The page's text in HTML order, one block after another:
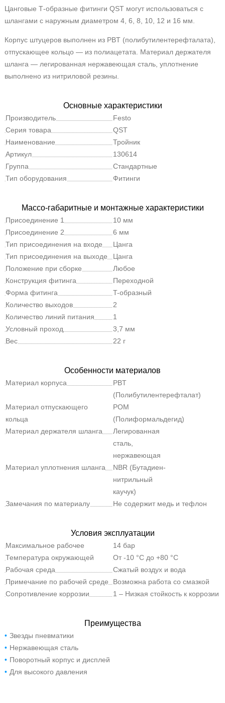
Цанговые Т-образные фитинги QST могут использоваться с
шлангами с наружным диаметром 4, 6, 8, 10, 12 и 16 мм.
Корпус штуцеров выполнен из PBT (полибутилентерефталата),
отпускающее кольцо — из полиацетата. Материал держателя
шланга — легированная нержавеющая сталь, уплотнение
выполнено из нитриловой резины.
Основные характеристики
Производитель
Festo
Серия товара
QST
Наименование
Тройник
Артикул
130614
Группа
Стандартные
Тип оборудования
Фитинги
Массо-габаритные и монтажные характеристики
Присоединение 1
10 мм
Присоединение 2
6 мм
Тип присоединения на входе
Цанга
Тип присоединения на выходе
Цанга
Положение при сборке
Любое
Конструкция фитинга
Переходной
Форма фитинга
T-образный
Количество выходов
2
Количество линий питания
1
Условный проход
3,7 мм
Вес
22 г
Особенности материалов
Материал корпуса
PBT
(Полибутилентерефталат)
Материал отпускающего
кольца
POM
(Полиформальдегид)
Материал держателя шланга
Легированная
сталь,
нержавеющая
Материал уплотнения шланга
NBR (Бутадиен-
нитрильный
каучук)
Замечания по материалу
Не содержит медь и тефлон
Условия эксплуатации
Максимальное рабочее
давление
14 бар
Температура окружающей
среды
От -10 °C до +80 °C
Рабочая среда
Сжатый воздух и вода
Примечание по рабочей среде
Возможна работа со смазкой
Сопротивление коррозии
1 – Низкая стойкость к коррозии
Преимущества
Звезды пневматики
Нержавеющая сталь
Поворотный корпус и дисплей
Для высокого давления